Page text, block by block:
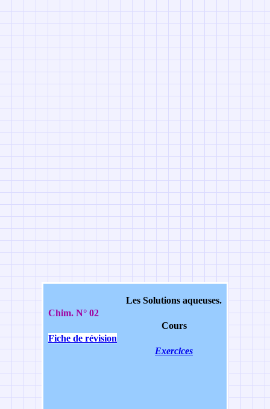
Chim. N° 02
Fiche de révision
Les Solutions aqueuses.
Cours
Exercices